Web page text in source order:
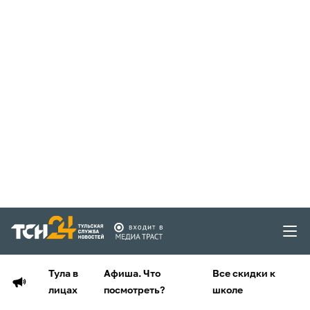
Тула в
лицах
Афиша. Что
посмотреть?
Все скидки к
школе